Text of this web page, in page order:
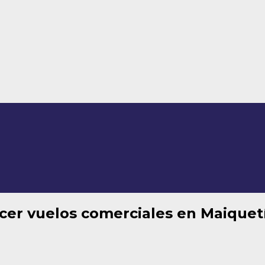
vuelos comerciales en